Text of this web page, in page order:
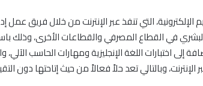
الإلكترونية، التي تنفذ عبر الإنترنت من خلال فريق
في القطاع المصرفي والقطاعات الأخرى، وذلك
إلى اختبارات اللغة الإنجليزية ومهارات الحاسب
الإنترنت، وبالتالي تعد حلاً فعالاً من حيث إتاحتها دون